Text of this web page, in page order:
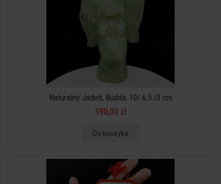
Naturalny Jadeit, Budda, 10/ 6,5 /3 cm
390,00 zł
Do koszyka